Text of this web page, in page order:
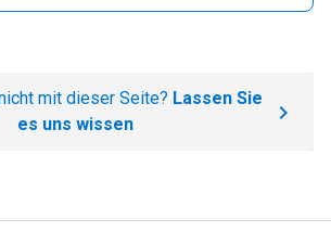
mit dieser Seite? Lassen Sie
es uns wissen